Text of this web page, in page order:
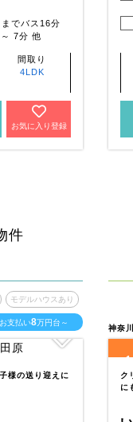
でバス16分
～ 7分 他
間取り
4LDK
お気に入り登録
件
モデルハウスあり
支払い8万円台～
様の送り迎えに
神奈
ク
に